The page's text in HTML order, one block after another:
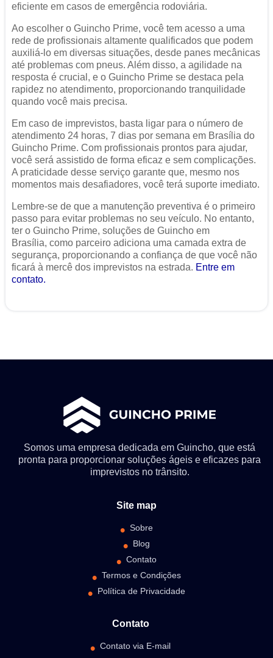
eficiente em casos de emergência rodoviária.
Ao escolher o Guincho Prime, você tem acesso a uma
rede de profissionais altamente qualificados que podem
auxiliá-lo em diversas situações, desde panes mecânicas
até problemas com pneus. Além disso, a agilidade na
resposta é crucial, e o Guincho Prime se destaca pela
rapidez no atendimento, proporcionando tranquilidade
quando você mais precisa.
Em caso de imprevistos, basta ligar para o número de
atendimento 24 horas, 7 dias por semana em Brasília do
Guincho Prime. Com profissionais prontos para ajudar,
você será assistido de forma eficaz e sem complicações.
A praticidade desse serviço garante que, mesmo nos
momentos mais desafiadores, você terá suporte imediato.
Lembre-se de que a manutenção preventiva é o primeiro
passo para evitar problemas no seu veículo. No entanto,
ter o Guincho Prime, soluções de Guincho em
Brasília, como parceiro adiciona uma camada extra de
segurança, proporcionando a confiança de que você não
ficará à mercê dos imprevistos na estrada. Entre em
contato.
Somos uma empresa dedicada em Guincho, que está
pronta para proporcionar soluções ágeis e eficazes para
imprevistos no trânsito.
Site map
Sobre
Blog
Contato
Termos e Condições
Política de Privacidade
Contato
Contato via E-mail